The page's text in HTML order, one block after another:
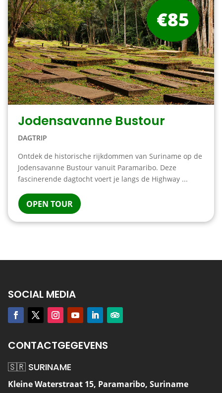
Jodensavanne Bustour
DAGTRIP
Ontdek de historische rijkdommen van Suriname op de
Jodensavanne Bustour vanuit Paramaribo. Deze
fascinerende dagtocht voert je langs de Highway ...
OPEN TOUR
€85
SOCIAL MEDIA
CONTACTGEGEVENS
🇸🇷 SURINAME
Kleine Waterstraat 15, Paramaribo, Suriname